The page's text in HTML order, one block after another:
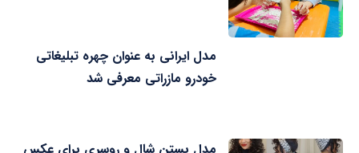
مدل ایرانی به عنوان چهره تبلیغاتی
خودرو مازراتی معرفی شد